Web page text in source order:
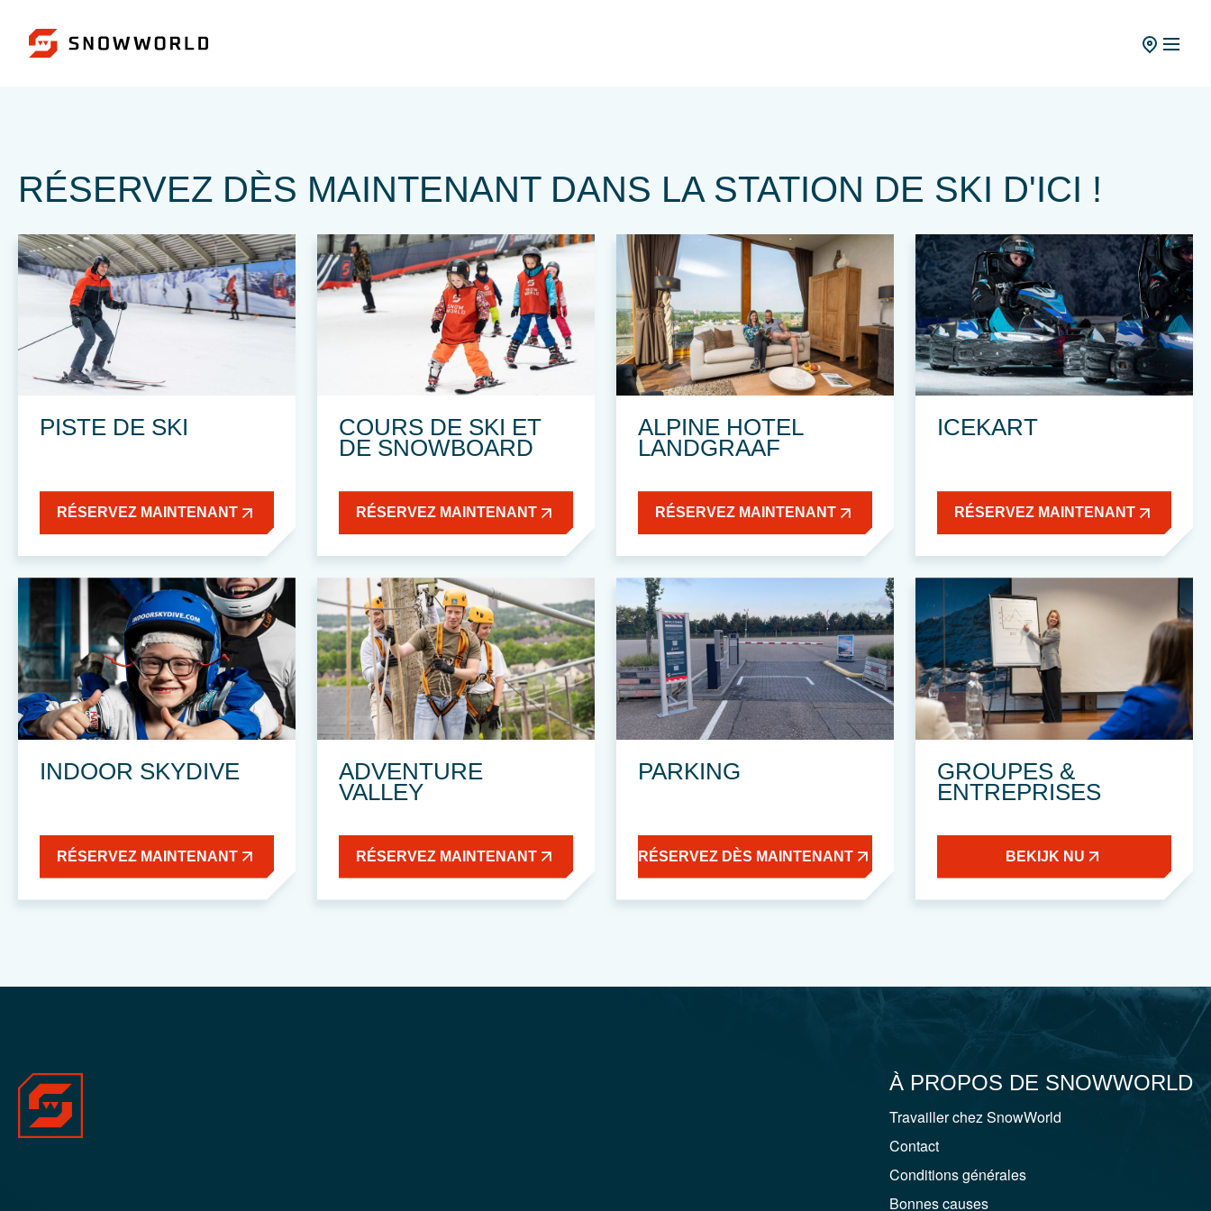
RÉSERVEZ DÈS MAINTENANT DANS LA STATION DE SKI D'ICI !
PISTE DE SKI
RÉSERVEZ MAINTENANT
COURS DE SKI ET
DE SNOWBOARD
RÉSERVEZ MAINTENANT
ALPINE HOTEL
LANDGRAAF
RÉSERVEZ MAINTENANT
ICEKART
RÉSERVEZ MAINTENANT
INDOOR SKYDIVE
RÉSERVEZ MAINTENANT
ADVENTURE
VALLEY
RÉSERVEZ MAINTENANT
PARKING
RÉSERVEZ DÈS MAINTENANT
GROUPES &
ENTREPRISES
BEKIJK NU
À PROPOS DE SNOWWORLD
Travailler chez SnowWorld
Contact
Conditions générales
Bonnes causes